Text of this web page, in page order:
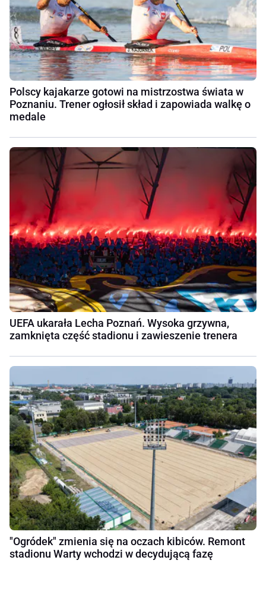
Polscy kajakarze gotowi na mistrzostwa świata w
Poznaniu. Trener ogłosił skład i zapowiada walkę o
medale
UEFA ukarała Lecha Poznań. Wysoka grzywna,
zamknięta część stadionu i zawieszenie trenera
"Ogródek" zmienia się na oczach kibiców. Remont
stadionu Warty wchodzi w decydującą fazę